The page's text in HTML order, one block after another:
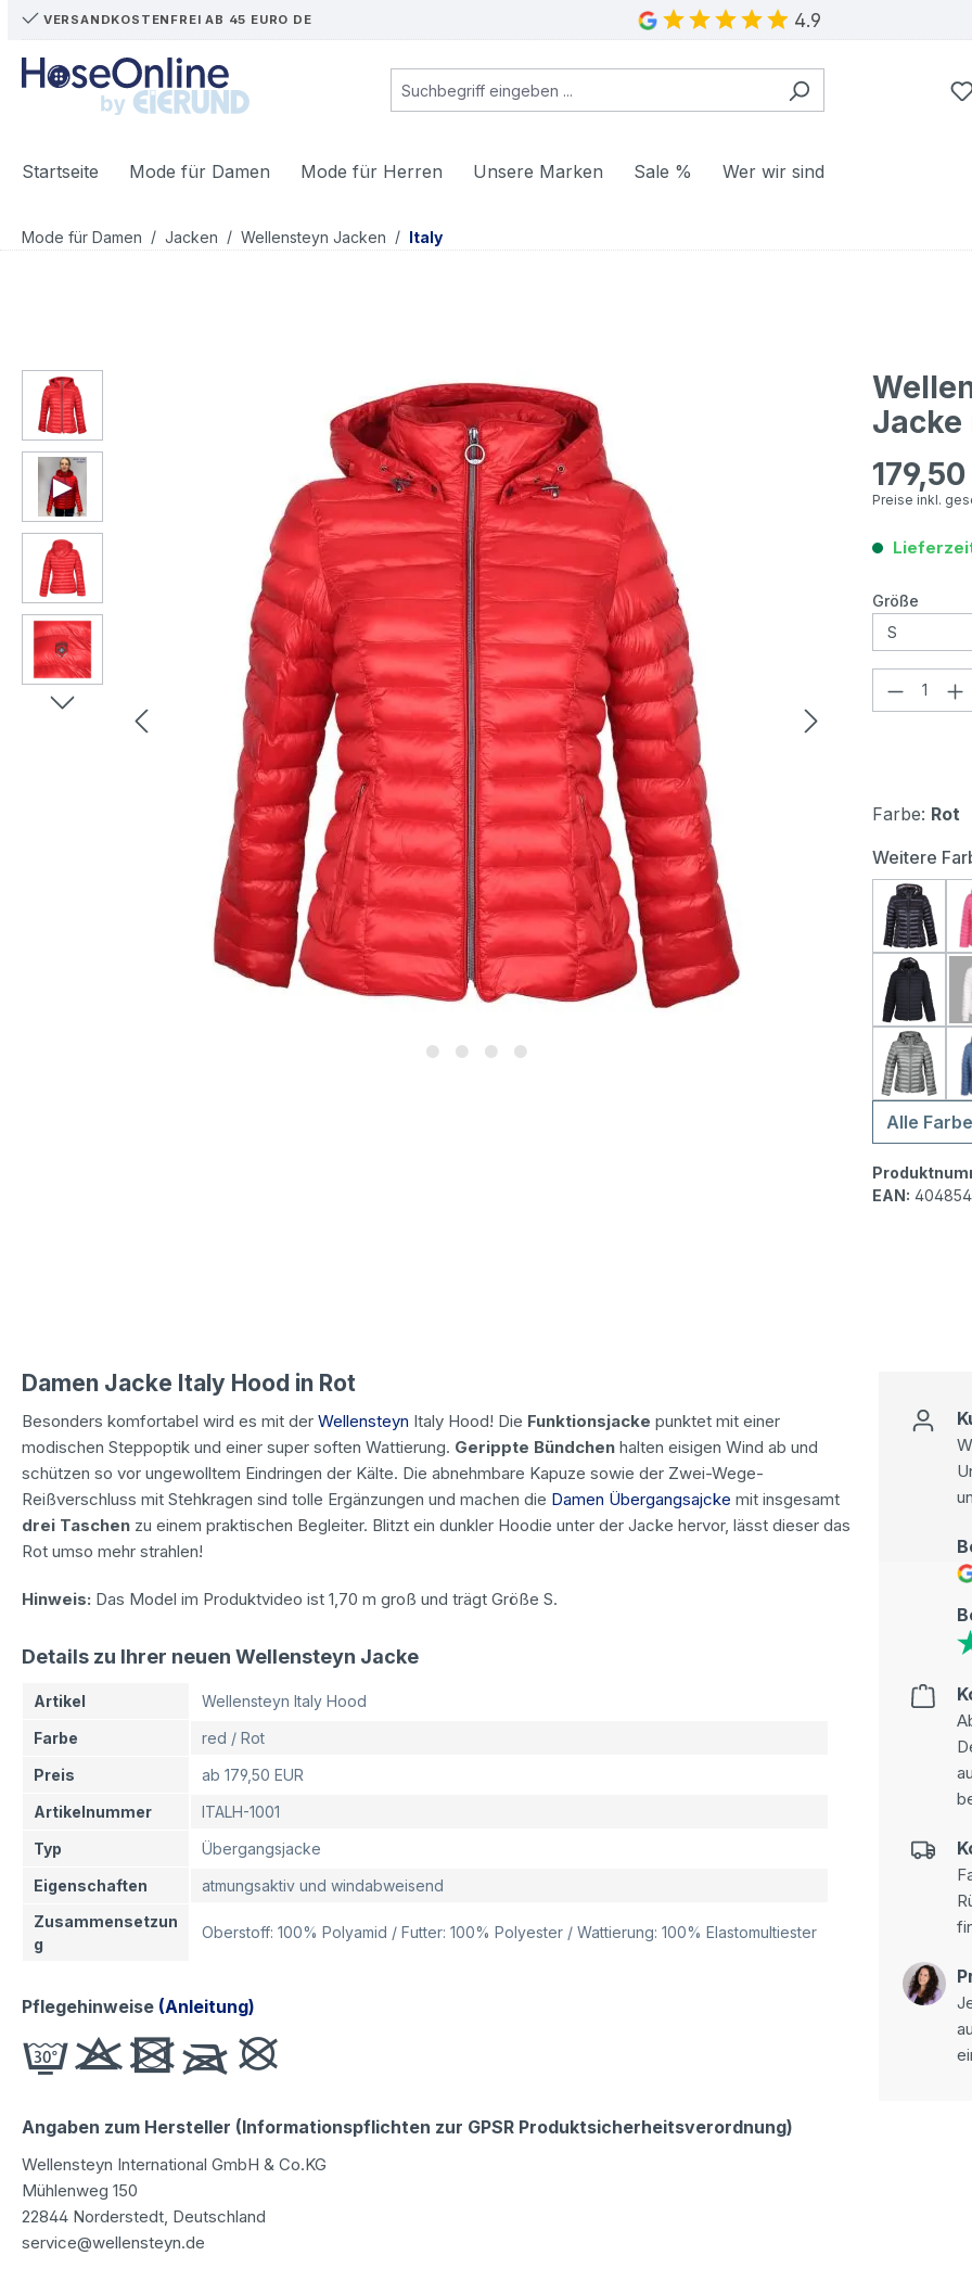
Hauptinhalt springen
Zur Suche springen
Zur Hauptnavigation springen
VERSANDKOSTENFREI AB 45 EURO DE 4.9
Startseite Mode für Damen Mode für Herren Unsere Marken Sale % Wer wir sind
Mode für Damen / Jacken / Wellensteyn Jacken / Italy
Bildergalerie überspringen
Jacke
Regulärer
Preise inkl.
Größe
Farbe: Rot
Weitere
Alle
EAN:
Damen Jacke Italy Hood in Rot
Besonders komfortabel wird es mit der Wellensteyn Italy Hood! Die Funktionsjacke punktet mit einer
modischen Steppoptik und einer super soften Wattierung. Gerippte Bündchen halten eisigen Wind ab und
schützen so vor ungewolltem Eindringen der Kälte. Die abnehmbare Kapuze sowie der Zwei-Wege-
Reißverschluss mit Stehkragen sind tolle Ergänzungen und machen die Damen Übergangsajcke mit insgesamt
drei Taschen zu einem praktischen Begleiter. Blitzt ein dunkler Hoodie unter der Jacke hervor, lässt dieser das
Rot umso mehr strahlen!
Hinweis: Das Model im Produktvideo ist 1,70 m groß und trägt Größe S.
Details zu Ihrer neuen Wellensteyn Jacke
Artikel
Wellensteyn Italy Hood
Farbe
red / Rot
Preis
ab 179,50 EUR
Artikelnummer
ITALH-1001
Typ
Übergangsjacke
Eigenschaften
atmungsaktiv und windabweisend
Zusammensetzun
g
Oberstoff: 100% Polyamid / Futter: 100% Polyester / Wattierung: 100% Elastomultiester
Pflegehinweise (Anleitung)
Angaben zum Hersteller (Informationspflichten zur GPSR Produktsicherheitsverordnung)
Wellensteyn International GmbH & Co.KG
Mühlenweg 150
22844 Norderstedt, Deutschland
service@wellensteyn.de